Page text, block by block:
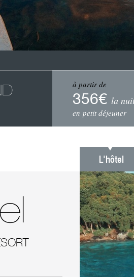
à partir de
356€ la
en petit déjeuner
L'hôtel